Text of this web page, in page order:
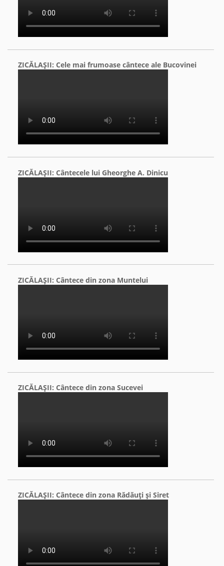
ZICĂLAŞII: Cele mai frumoase cântece ale Bucovinei
ZICĂLAŞII: Cântecele lui Gheorghe A. Dinicu
ZICĂLAŞII: Cântece din zona Muntelui
ZICĂLAŞII: Cântece din zona Sucevei
ZICĂLAŞII: Cântece din zona Rădăuţi şi Siret